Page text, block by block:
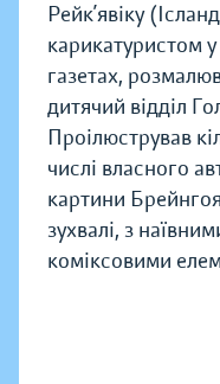
Рейк’явіку
карикатуристом
газетах,
дитячий відділ
Проілюстрував
числі власного
картини
зухвалі, з
коміксовими